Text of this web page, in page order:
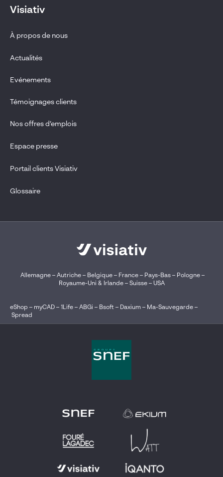
Visiativ
À propos de nous
Actualités
Evénements
Témoignages clients
Nos offres d’emplois
Espace presse
Portail clients Visiativ
Glossaire
Allemagne– Autriche– Belgique – France– Pays-Bas– Pologne–
Royaume-Uni & Irlande– Suisse– USA
eShop – myCAD – 1Life – ABGi – Bsoft – Daxium – Ma-Sauvegarde –
Spread